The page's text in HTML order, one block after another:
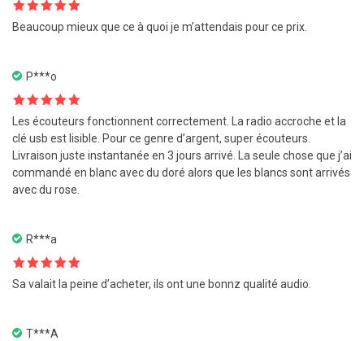
Note
5
Beaucoup mieux que ce à quoi je m’attendais pour ce prix.
P***o
Note
sur
5
Les écouteurs fonctionnent correctement. La radio accroche et la
clé usb est lisible. Pour ce genre d’argent, super écouteurs.
Livraison juste instantanée en 3 jours arrivé. La seule chose que j’ai
commandé en blanc avec du doré alors que les blancs sont arrivés
avec du rose.
R***a
Note 5
sur
5
Sa valait la peine d’acheter, ils ont une bonnz qualité audio.
T***A